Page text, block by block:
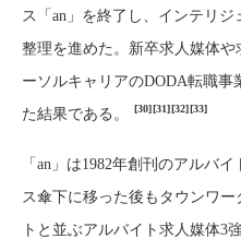
ス「an」を終了し、インテリ
整理を進めた。新卒求人媒体
ーソルキャリアのDODA転職事
た結果である。
[30][31][32][33]
「an」は1982年創刊のアルバ
ス傘下に移った後もタウンワ
トと並ぶアルバイト求人媒体3